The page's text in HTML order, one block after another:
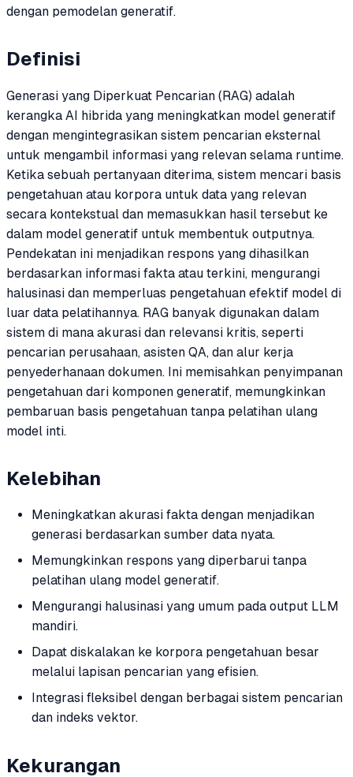
dengan pemodelan generatif.
Definisi
Generasi yang Diperkuat Pencarian (RAG) adalah
kerangka AI hibrida yang meningkatkan model generatif
dengan mengintegrasikan sistem pencarian eksternal
untuk mengambil informasi yang relevan selama runtime.
Ketika sebuah pertanyaan diterima, sistem mencari basis
pengetahuan atau korpora untuk data yang relevan
secara kontekstual dan memasukkan hasil tersebut ke
dalam model generatif untuk membentuk outputnya.
Pendekatan ini menjadikan respons yang dihasilkan
berdasarkan informasi fakta atau terkini, mengurangi
halusinasi dan memperluas pengetahuan efektif model di
luar data pelatihannya. RAG banyak digunakan dalam
sistem di mana akurasi dan relevansi kritis, seperti
pencarian perusahaan, asisten QA, dan alur kerja
penyederhanaan dokumen. Ini memisahkan penyimpanan
pengetahuan dari komponen generatif, memungkinkan
pembaruan basis pengetahuan tanpa pelatihan ulang
model inti.
Kelebihan
Meningkatkan akurasi fakta dengan menjadikan
generasi berdasarkan sumber data nyata.
Memungkinkan respons yang diperbarui tanpa
pelatihan ulang model generatif.
Mengurangi halusinasi yang umum pada output LLM
mandiri.
Dapat diskalakan ke korpora pengetahuan besar
melalui lapisan pencarian yang efisien.
Integrasi fleksibel dengan berbagai sistem pencarian
dan indeks vektor.
Kekurangan